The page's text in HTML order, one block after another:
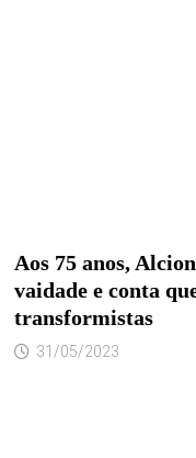
Aos 75 anos,
vaidade e conta
transformistas
31/05/2023